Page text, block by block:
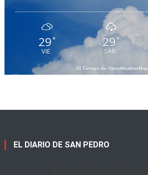
29°
VIE
29 °
SAB
El Tiempo de OpenWeatherMap
EL DIARIO DE SAN PEDRO